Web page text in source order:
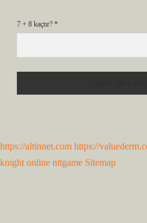
7 + 8 kaçtır? *
https://altinnet.com https://
knight online nttgame Sitemap